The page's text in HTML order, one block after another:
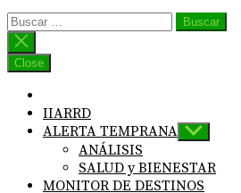
Buscar:
Close
IIARRD
ALERTA TEMPRANA Show
sub
ANÁLISIS
SALUD y BIENESTAR
MONITOR DE DESTINOS